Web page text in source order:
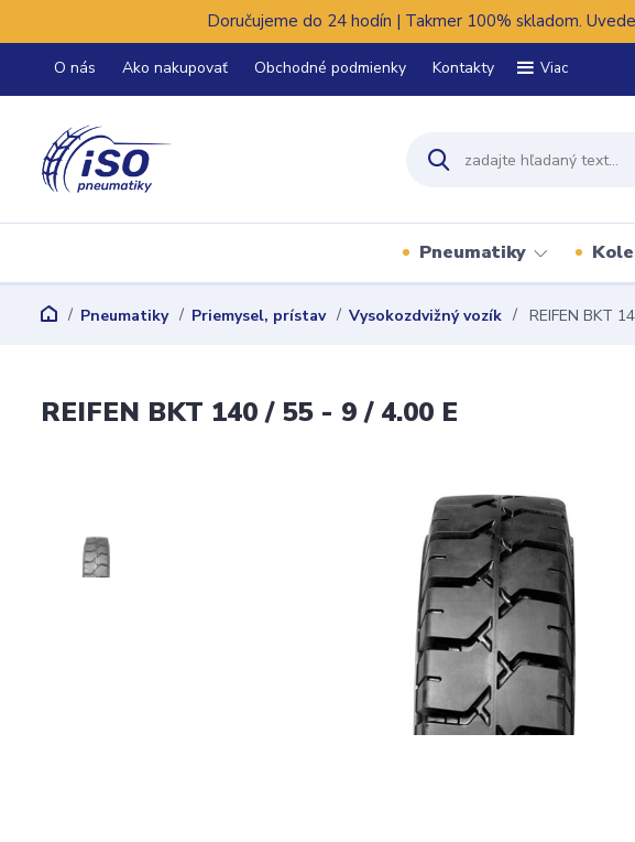
Doručujeme do 24 hodín | Takmer 100% skladom.
O nás Ako nakupovať Obchodné podmienky Kontakty Viac
Pneumatiky
Pneumatiky Priemysel, prístav Vysokozdvižný vozík REIFEN BKT
REIFEN BKT 140 / 55 - 9 / 4.00 E